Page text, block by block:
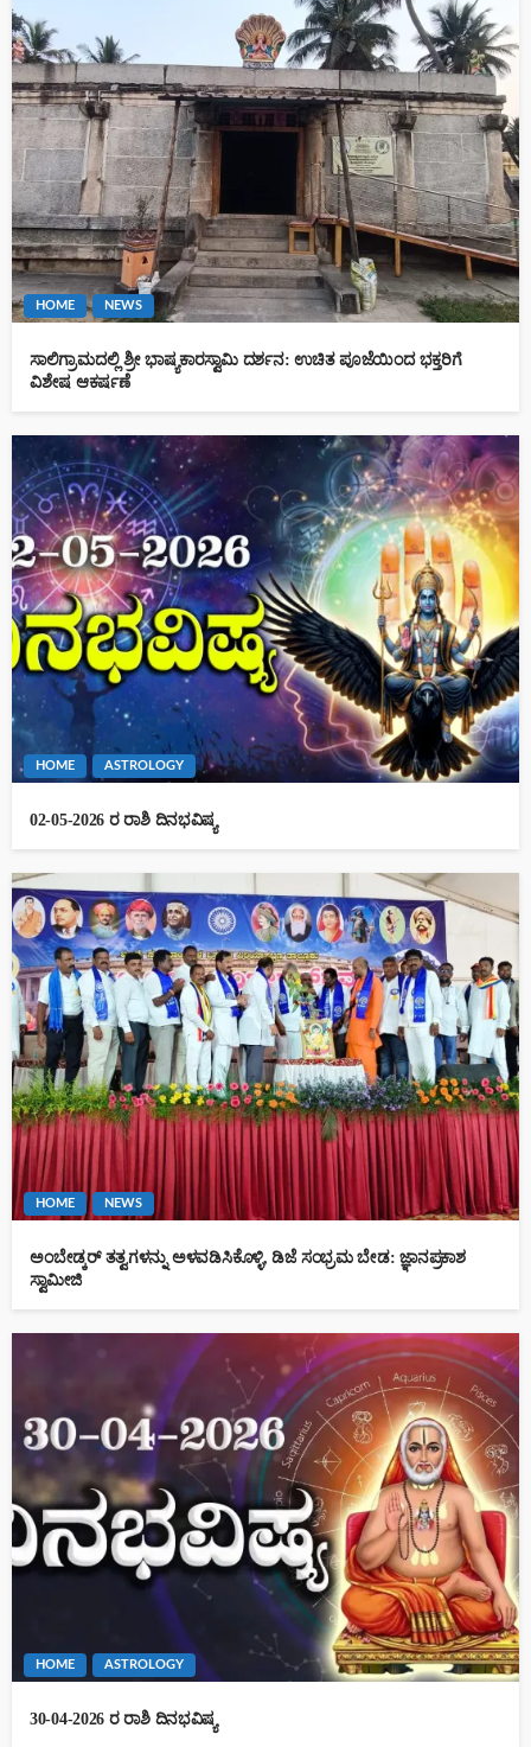
HOME NEWS
ಸಾಲಿಗ್ರಾಮದಲ್ಲಿ ಶ್ರೀ ಭಾಷ್ಯಕಾರಸ್ವಾಮಿ ದರ್ಶನ: ಉಚಿತ ಪೂಜೆಯಿಂದ ಭಕ್ತರಿಗೆ
ವಿಶೇಷ ಆಕರ್ಷಣೆ
HOME ASTROLOGY
02-05-2026 ರ ರಾಶಿ ದಿನಭವಿಷ್ಯ
HOME NEWS
ಅಂಬೇಡ್ಕರ್ ತತ್ವಗಳನ್ನು ಅಳವಡಿಸಿಕೊಳ್ಳಿ, ಡಿಜೆ ಸಂಭ್ರಮ ಬೇಡ: ಜ್ಞಾನಪ್ರಕಾಶ
ಸ್ವಾಮೀಜಿ
HOME ASTROLOGY
30-04-2026 ರ ರಾಶಿ ದಿನಭವಿಷ್ಯ